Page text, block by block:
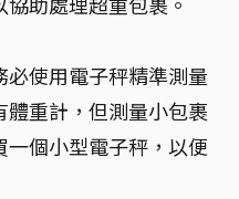
必使用電子秤精準測量
重計，但測量小包裹
個小型電子秤，以便